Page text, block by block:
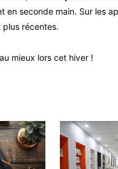
en seconde main. Sur les
plus récentes.
mieux lors cet hiver !